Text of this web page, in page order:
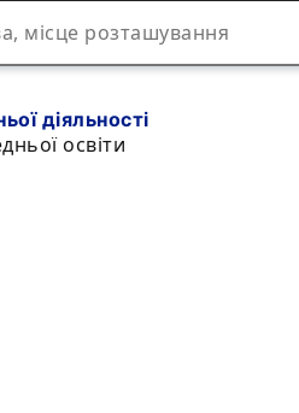
діяльності
освіти